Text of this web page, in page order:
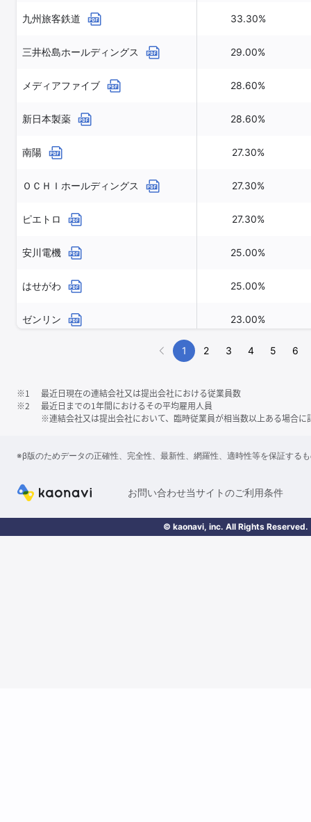
九州旅客鉄道 33.30%
三井松島ホールディングス 29.00%
メディアファイブ 28.60%
新日本製薬 28.60%
南陽 27.30%
ＯＣＨＩホールディングス 27.30%
ピエトロ 27.30%
安川電機 25.00%
はせがわ 25.00%
ゼンリン 23.00%
1 2 3 4 5 6
※1
最近日現在の連結会社又は提出会社における従業員数
※2
最近日までの1年間におけるその平均雇用人員
※連結会社又は提出会社において、臨時従業員が相当数以上ある場合に
※β版のためデータの正確性、完全性、最新性、網羅性、適時性等を保証する
お問い合わせ当サイトのご利用条件
© kaonavi, inc. All Rights Reserved.